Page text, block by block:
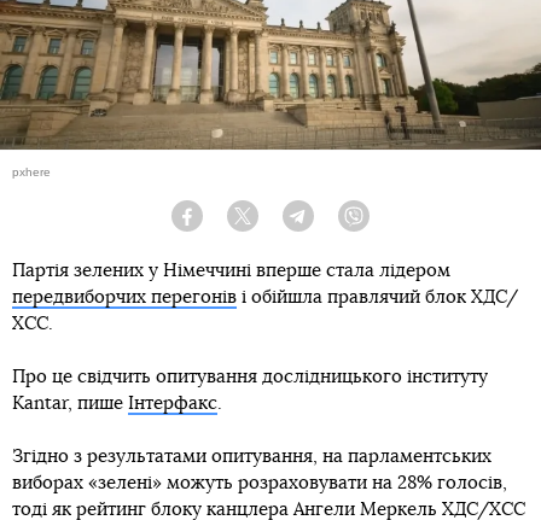
pxhere
Facebook Twitter Telegram
Партія зелених у Німеччині вперше стала лідером
передвиборчих перегонів і обійшла правлячий блок ХДС/
ХСС.
Про це свідчить опитування дослідницького інституту
Kantar, пише Інтерфакс
Згідно з результатами опитування, на парламентських
виборах «зелені» можуть розраховувати на 28% голосів,
тоді як рейтинг блоку канцлера Ангели Меркель ХДС/ХСС